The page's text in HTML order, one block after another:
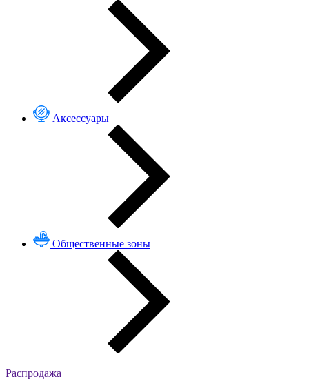
Аксессуары
Общественные зоны
Распродажа